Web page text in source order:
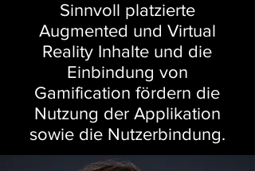
Sinnvoll platzierte
Augmented und Virtual
Reality Inhalte und die
Einbindung von
Gamification fördern die
Nutzung der Applikation
sowie die Nutzerbindung.